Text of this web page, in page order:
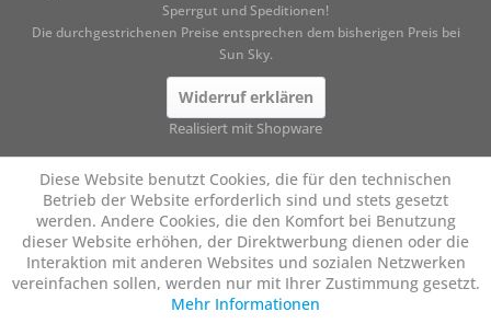
Sperrgut und Speditionen!
Die durchgestrichenen Preise entsprechen dem bisherigen Preis bei
Sun Sky.
Widerruf erklären
Realisiert mit Shopware
Diese Website benutzt Cookies, die für den technischen
Betrieb der Website erforderlich sind und stets gesetzt
werden. Andere Cookies, die den Komfort bei Benutzung
dieser Website erhöhen, der Direktwerbung dienen oder die
Interaktion mit anderen Websites und sozialen Netzwerken
vereinfachen sollen, werden nur mit Ihrer Zustimmung gesetzt.
Mehr Informationen